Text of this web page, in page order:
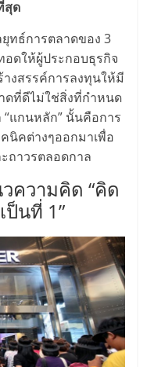
สุด
ทธ์การตลาดของ 3
อดให้ผู้ประกอบธุรกิจ
างสรรค์การลงทุนให้มี
ดที่ดีไม่ใช่สิ่งที่กำหนด
“แกนหลัก” นั้นคือการ
นิคต่างๆออกมาเพื่อ
ถาวรตลอดกาล
ความคิด “คิด
ป็นที่ 1”